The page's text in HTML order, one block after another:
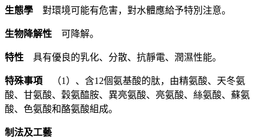
生態學 對環境可能有危害，對水體應給予特別注意。
生物降解性 可降解。
特性 具有優良的乳化、分散、抗靜電、潤濕性能。
特殊事項
（1）、含12個氨基酸的肽，由精氨酸、天冬氨
酸、甘氨酸、穀氨醯胺、異亮氨酸、亮氨酸、絲氨酸、蘇氨
酸、色氨酸和酪氨酸組成。
制法及工藝